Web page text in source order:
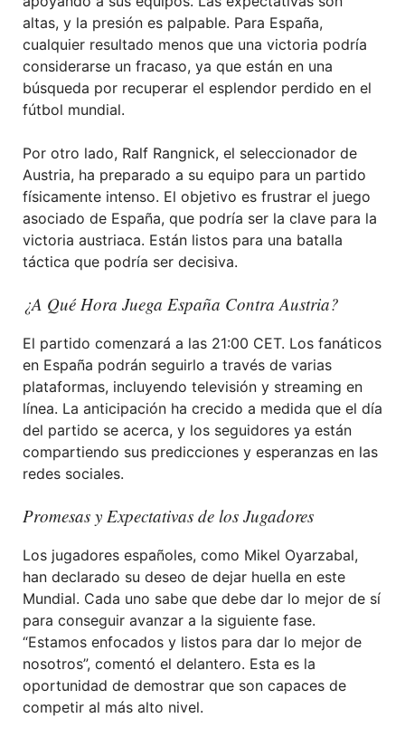
altas, y la presión es palpable. Para España,
cualquier resultado menos que una victoria podría
considerarse un fracaso, ya que están en una
búsqueda por recuperar el esplendor perdido en el
fútbol mundial.
Por otro lado, Ralf Rangnick, el seleccionador de
Austria, ha preparado a su equipo para un partido
físicamente intenso. El objetivo es frustrar el juego
asociado de España, que podría ser la clave para la
victoria austriaca. Están listos para una batalla
táctica que podría ser decisiva.
¿A Qué Hora Juega España Contra Austria?
El partido comenzará a las 21:00 CET. Los fanáticos
en España podrán seguirlo a través de varias
plataformas, incluyendo televisión y streaming en
línea. La anticipación ha crecido a medida que el día
del partido se acerca, y los seguidores ya están
compartiendo sus predicciones y esperanzas en las
redes sociales.
Promesas y Expectativas de los Jugadores
Los jugadores españoles, como Mikel Oyarzabal,
han declarado su deseo de dejar huella en este
Mundial. Cada uno sabe que debe dar lo mejor de sí
para conseguir avanzar a la siguiente fase.
“Estamos enfocados y listos para dar lo mejor de
nosotros”, comentó el delantero. Esta es la
oportunidad de demostrar que son capaces de
competir al más alto nivel.